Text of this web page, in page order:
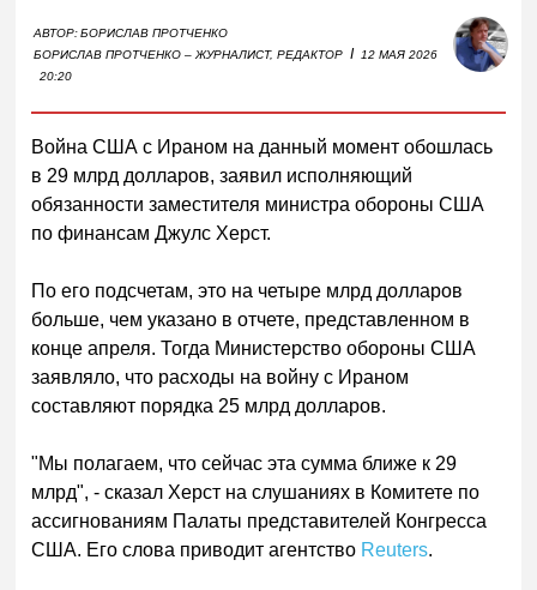
АВТОР:БОРИСЛАВ ПРОТЧЕНКО
БОРИСЛАВ ПРОТЧЕНКО – ЖУРНАЛИСТ, РЕДАКТОР I
12 МАЯ 2026
20:20
Война США с Ираном на данный момент обошлась
в 29 млрд долларов, заявил исполняющий
обязанности заместителя министра обороны США
по финансам Джулс Херст.
По его подсчетам, это на четыре млрд долларов
больше, чем указано в отчете, представленном в
конце апреля. Тогда Министерство обороны США
заявляло, что расходы на войну с Ираном
составляют порядка 25 млрд долларов.
"Мы полагаем, что сейчас эта сумма ближе к 29
млрд", - сказал Херст на слушаниях в Комитете по
ассигнованиям Палаты представителей Конгресса
США. Его слова приводит агентство Reuters.